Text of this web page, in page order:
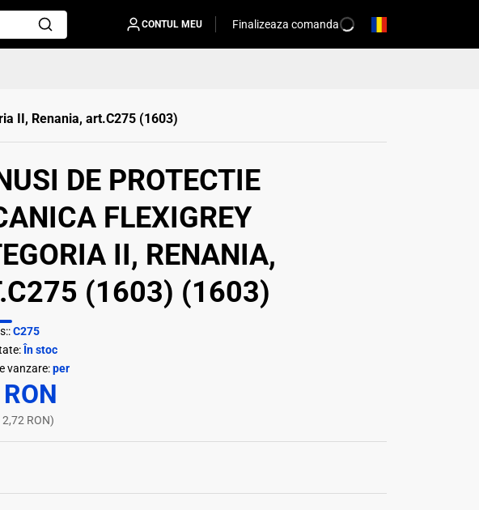
CONTUL MEU Finalizeaza comanda
II, Renania, art.C275 (1603)
DE PROTECTIE
FLEXIGREY
II, RENANIA,
(1603) (1603)
C275
În stoc
vanzare:per
RON)